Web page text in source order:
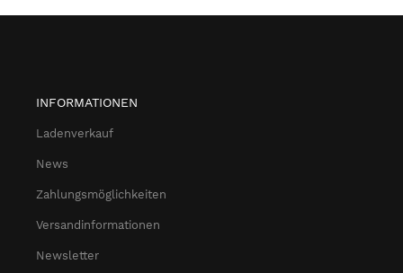
INFORMATIONEN
Ladenverkauf
News
Zahlungsmöglichkeiten
Versandinformationen
Newsletter